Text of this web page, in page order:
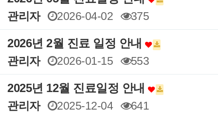
관리자
2026-04-02 375
2026년 2월 진료 일정 안내
관리자
2026-01-15 553
2025년 12월 진료일정 안내
관리자
2025-12-04 641